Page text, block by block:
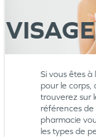
Si vous êtes à
pour le corps,
trouverez sur
références de
pharmacie
les types de